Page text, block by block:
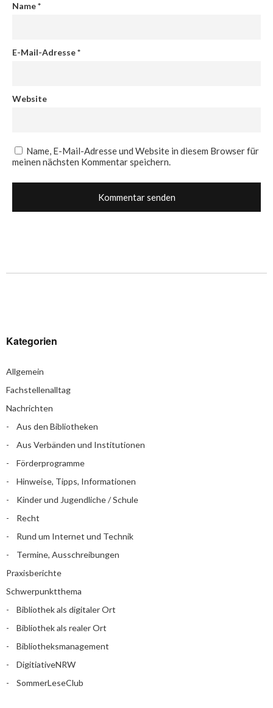
Name*
E-Mail-Adresse*
Website
Name, E-Mail-Adresse und Website in diesem Browser für
meinen nächsten Kommentar speichern.
Kategorien
Allgemein
Fachstellenalltag
Nachrichten
Aus den Bibliotheken
Aus Verbänden und Institutionen
Förderprogramme
Hinweise, Tipps, Informationen
Kinder und Jugendliche / Schule
Recht
Rund um Internet und Technik
Termine, Ausschreibungen
Praxisberichte
Schwerpunktthema
Bibliothek als digitaler Ort
Bibliothek als realer Ort
Bibliotheksmanagement
DigitiativeNRW
SommerLeseClub